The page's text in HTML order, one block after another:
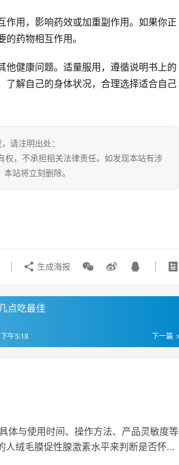
作用，影响药效或加重副作用。如果你正
药物相互作用。
他健康问题。适量服用，遵循说明书上的
了解自己的身体状况，合理选择适合自己
请注明出处：
，不承担相关法律责任。如发现本站有涉
站将立刻删除。
生成海报
点吃最佳
下一篇
午5:18
体与使用时间、操作方法、产品灵敏度等
人绒毛膜促性腺激素水平来判断是否怀